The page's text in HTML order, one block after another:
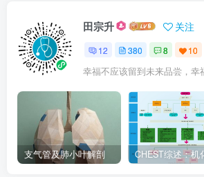
田宗升 关注
12 380 8 10
支气管及肺小叶解剖